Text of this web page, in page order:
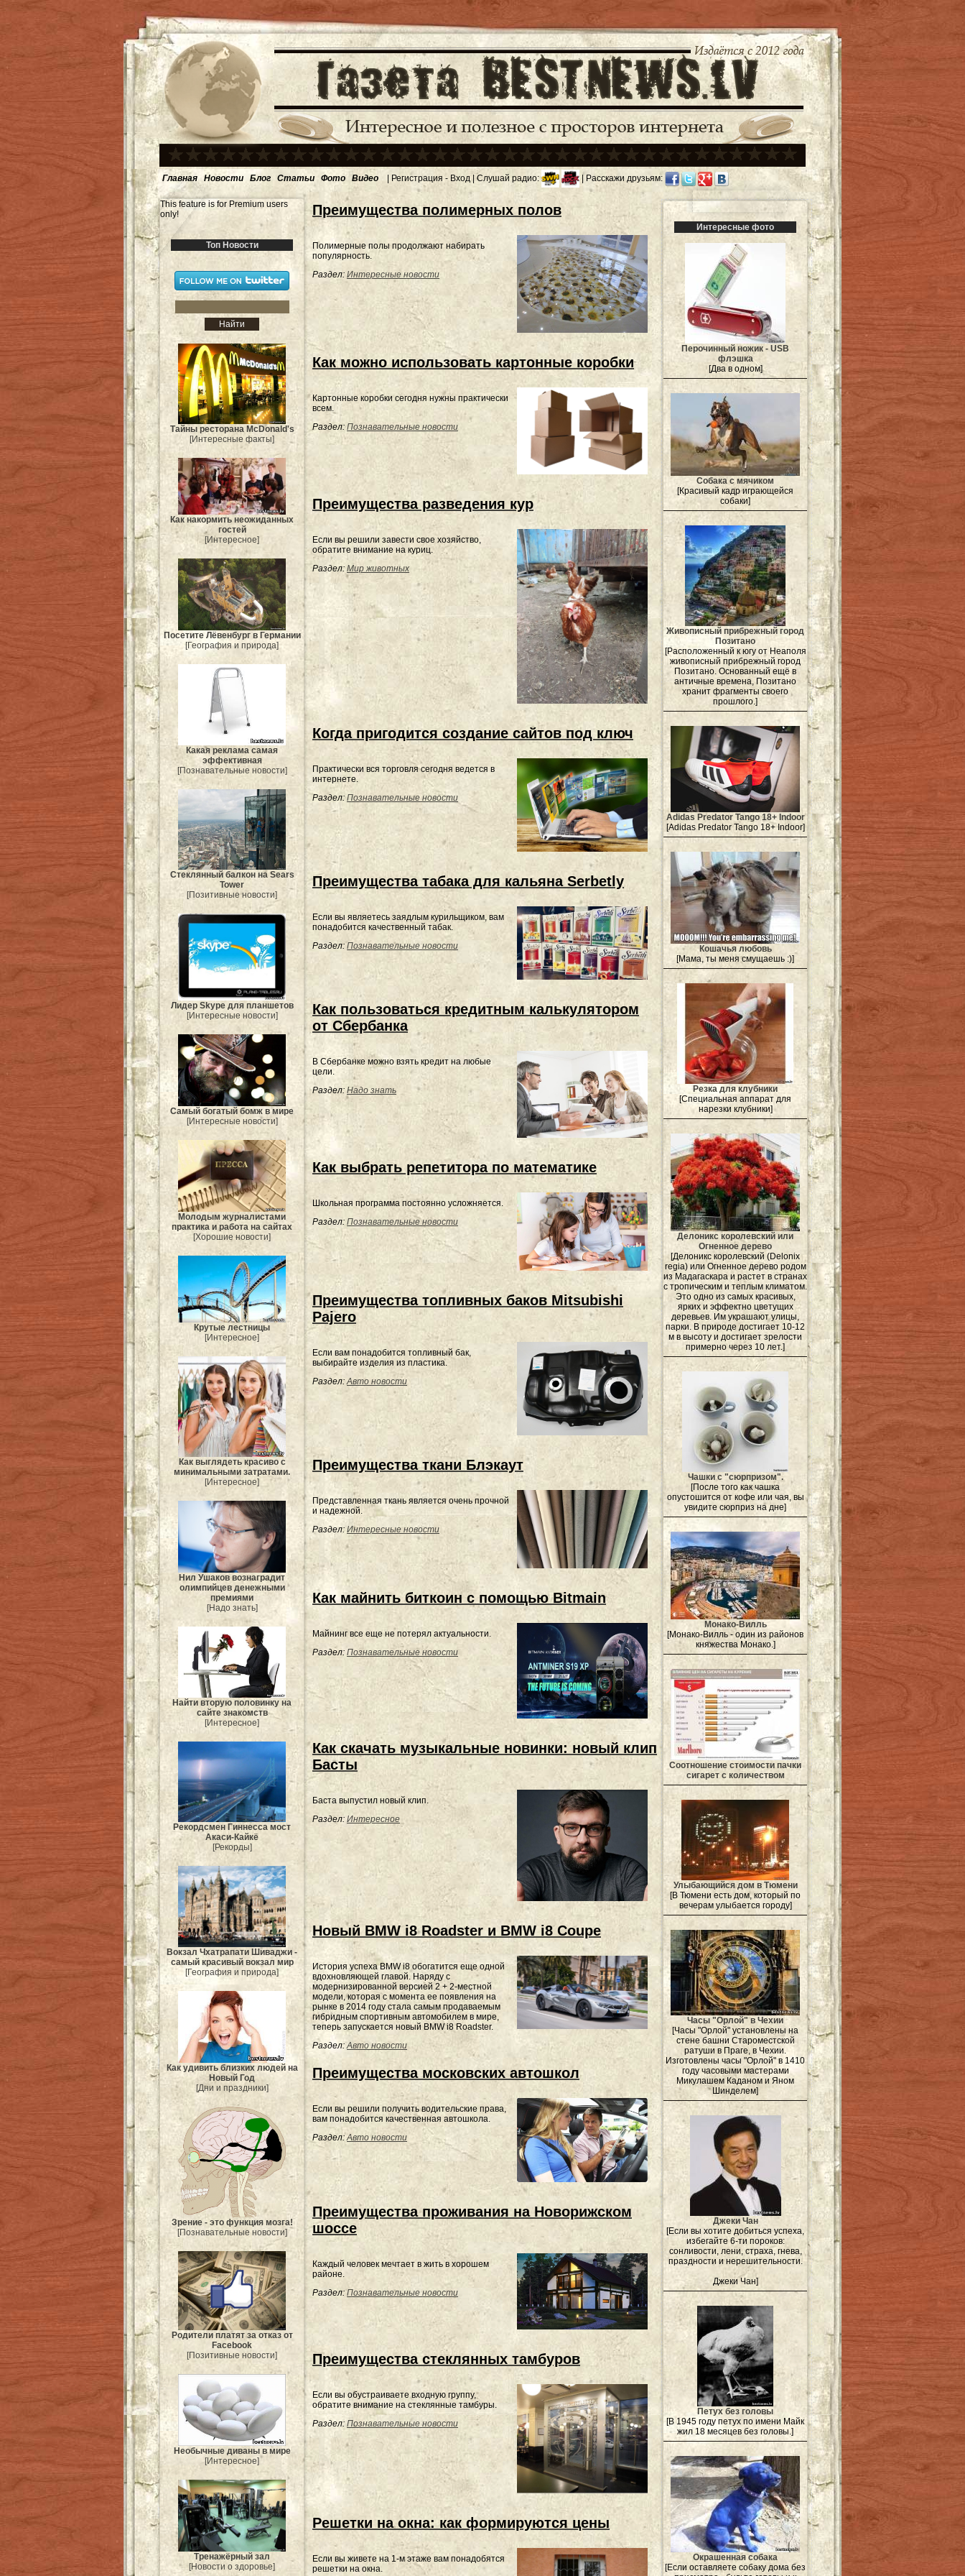
Главная Новости Блог Статьи Фото Видео | Регистрация - Вход | Слушай радио: | Расскажи друзьям:
This feature is for Premium users
only!
Топ Новости
Тайны ресторана McDonald's
[Интересные факты]
Как накормить неожиданных
гостей
[Интересное]
Посетите Лёвенбург в Германии
[География и природа]
Какая реклама самая
эффективная
[Познавательные новости]
Стеклянный балкон на Sears
Tower
[Позитивные новости]
Лидер Skype для планшетов
[Интересные новости]
Самый богатый бомж в мире
[Интересные новости]
Молодым журналистами
практика и работа на сайтах
[Хорошие новости]
Крутые лестницы
[Интересное]
Как выглядеть красиво с
минимальными затратами.
[Интересное]
Нил Ушаков вознаградит
олимпийцев денежными
премиями
[Надо знать]
Найти вторую половинку на
сайте знакомств
[Интересное]
Рекордсмен Гиннесса мост
Акаси-Кайкё
[Рекорды]
Вокзал Чхатрапати Шиваджи -
самый красивый вокзал мир
[География и природа]
Как удивить близких людей на
Новый Год
[Дни и праздники]
Зрение - это функция мозга!
[Познавательные новости]
Родители платят за отказ от
Facebook
[Позитивные новости]
Необычные диваны в мире
[Интересное]
Тренажёрный зал
[Новости о здоровье]
Преимущества полимерных полов
Полимерные полы продолжают набирать
популярность.
Раздел: Интересные новости
Как можно использовать картонные коробки
Картонные коробки сегодня нужны практически
всем.
Раздел: Познавательные новости
Преимущества разведения кур
Если вы решили завести свое хозяйство,
обратите внимание на куриц.
Раздел: Мир животных
Когда пригодится создание сайтов под ключ
Практически вся торговля сегодня ведется в
интернете.
Раздел: Познавательные новости
Преимущества табака для кальяна Serbetly
Если вы являетесь заядлым курильщиком, вам
понадобится качественный табак.
Раздел: Познавательные новости
Как пользоваться кредитным калькулятором
от Сбербанка
В Сбербанке можно взять кредит на любые
цели.
Раздел: Надо знать
Как выбрать репетитора по математике
Школьная программа постоянно усложняется.
Раздел: Познавательные новости
Преимущества топливных баков Mitsubishi
Pajero
Если вам понадобится топливный бак,
выбирайте изделия из пластика.
Раздел: Авто новости
Преимущества ткани Блэкаут
Представленная ткань является очень прочной
и надежной.
Раздел: Интересные новости
Как майнить биткоин с помощью Bitmain
Майнинг все еще не потерял актуальности.
Раздел: Познавательные новости
Как скачать музыкальные новинки: новый клип
Басты
Баста выпустил новый клип.
Раздел: Интересное
Новый BMW i8 Roadster и BMW i8 Coupe
История успеха BMW i8 обогатится еще одной
вдохновляющей главой. Наряду с
модернизированной версией 2 + 2-местной
модели, которая с момента ее появления на
рынке в 2014 году стала самым продаваемым
гибридным спортивным автомобилем в мире,
теперь запускается новый BMW i8 Roadster.
Раздел: Авто новости
Преимущества московских автошкол
Если вы решили получить водительские права,
вам понадобится качественная автошкола.
Раздел: Авто новости
Преимущества проживания на Новорижском
шоссе
Каждый человек мечтает в жить в хорошем
районе.
Раздел: Познавательные новости
Преимущества стеклянных тамбуров
Если вы обустраиваете входную группу,
обратите внимание на стеклянные тамбуры.
Раздел: Познавательные новости
Решетки на окна: как формируются цены
Если вы живете на 1-м этаже вам понадобятся
решетки на окна.
Интересные фото
Перочинный ножик - USB
флэшка
[Два в одном]
Собака с мячиком
[Красивый кадр играющейся
собаки]
Живописный прибрежный город
Позитано
[Расположенный к югу от Неаполя
живописный прибрежный город
Позитано. Основанный ещё в
античные времена, Позитано
хранит фрагменты своего
прошлого.]
Adidas Predator Tango 18+ Indoor
[Adidas Predator Tango 18+ Indoor]
Кошачья любовь
[Мама, ты меня смущаешь :)]
Резка для клубники
[Специальная аппарат для
нарезки клубники]
Делоникс королевский или
Огненное дерево
[Делоникс королевский (Delonix
regia) или Огненное дерево родом
из Мадагаскара и растет в странах
с тропическим и теплым климатом.
Это одно из самых красивых,
ярких и эффектно цветущих
деревьев. Им украшают улицы,
парки. В природе достигает 10-12
м в высоту и достигает зрелости
примерно через 10 лет.]
Чашки с "сюрпризом".
[После того как чашка
опустошится от кофе или чая, вы
увидите сюрприз на дне]
Монако-Вилль
[Монако-Вилль - один из районов
княжества Монако.]
Соотношение стоимости пачки
сигарет с количеством
Улыбающийся дом в Тюмени
[В Тюмени есть дом, который по
вечерам улыбается городу]
Часы "Орлой" в Чехии
[Часы "Орлой" установлены на
стене башни Староместской
ратуши в Праге, в Чехии.
Изготовлены часы "Орлой" в 1410
году часовыми мастерами
Микулашем Каданом и Яном
Шинделем]
Джеки Чан
[Если вы хотите добиться успеха,
избегайте 6-ти пороков:
сонливости, лени, страха, гнева,
праздности и нерешительности.
Джеки Чан]
Петух без головы
[В 1945 году петух по имени Майк
жил 18 месяцев без головы.]
Окрашенная собака
[Если оставляете собаку дома без